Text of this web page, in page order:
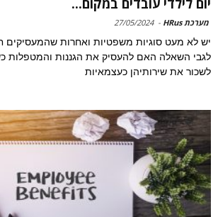
יום לילדי עובדים במקום...
מערכת HRus -
27/05/2024
יש לא מעט סוגיות משפטיות ואחרות שהמעסיקים
לגבי השאלה האם להעסיק את הגננות והמטפלות
לשכור את שירותיהן כעצמאיות